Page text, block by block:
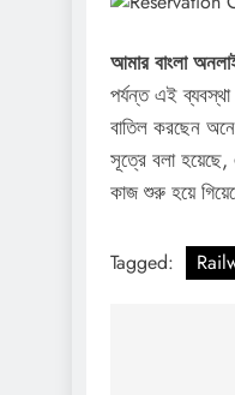
আমার বাংলা
পর্যন্ত এই
বাতিল করছেন
সূত্রে বলা হয়েছে,
কাজ শুরু হয়ে
Tagged: